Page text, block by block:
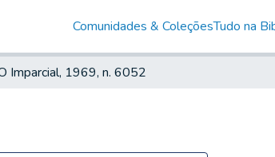
Comunidades & ColeçõesTudo na
Imparcial, 1969, n. 6052